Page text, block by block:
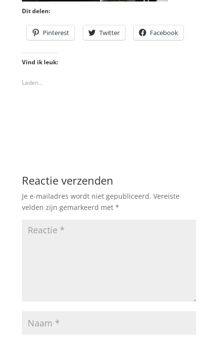
Dit delen:
Pinterest Twitter Facebook
Vind ik leuk:
Laden...
Reactie verzenden
Je e-mailadres wordt niet gepubliceerd. Vereiste
velden zijn gemarkeerd met *